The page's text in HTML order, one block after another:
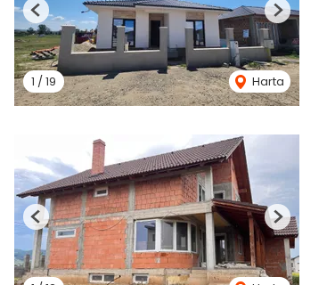
1 /19 Harta
Previous Next
Previous Next